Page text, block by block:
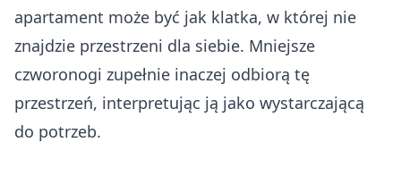
apartament może być jak klatka, w której nie
znajdzie przestrzeni dla siebie. Mniejsze
czworonogi zupełnie inaczej odbiorą tę
przestrzeń, interpretując ją jako wystarczającą
do potrzeb.